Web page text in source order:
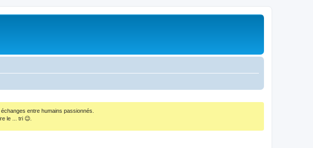
entre humains passionnés.
le ... tri 😉.